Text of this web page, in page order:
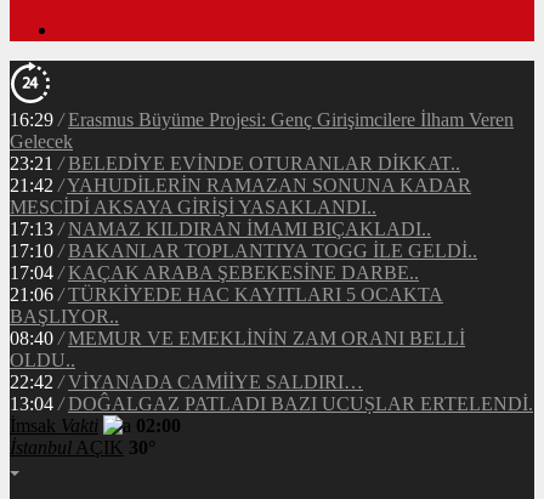
16:29 / Erasmus Büyüme Projesi: Genç Girişimcilere İlham Veren
Gelecek
23:21 / BELEDİYE EVİNDE OTURANLAR DİKKAT..
21:42 /YAHUDİLERİN RAMAZAN SONUNA KADAR
MESCİDİ AKSAYA GİRİŞİ YASAKLANDI..
17:13 / NAMAZ KILDIRAN İMAMI BIÇAKLADI..
17:10 / BAKANLAR TOPLANTIYA TOGG İLE GELDİ..
17:04 / KAÇAK ARABA ŞEBEKESİNE DARBE..
21:06 / TÜRKİYEDE HAC KAYITLARI 5 OCAKTA
BAŞLIYOR..
08:40 / MEMUR VE EMEKLİNİN ZAM ORANI BELLİ
OLDU..
22:42 / VİYANADA CAMİİYE SALDIRI…
13:04 / DOĜALGAZ PATLADI BAZI UCUṢLAR ERTELENDİ.
İmsak Vakti
02:00
İstanbul AÇIK 30°